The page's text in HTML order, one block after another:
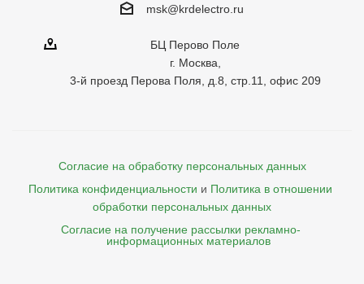
msk@krdelectro.ru
БЦ Перово Поле
г. Москва,
3-й проезд Перова Поля, д.8, стр.11, офис 209
Согласие на обработку персональных данных
Политика конфиденциальности и Политика в отношении
обработки персональных данных
Согласие на получение рассылки рекламно-
    информационных материалов